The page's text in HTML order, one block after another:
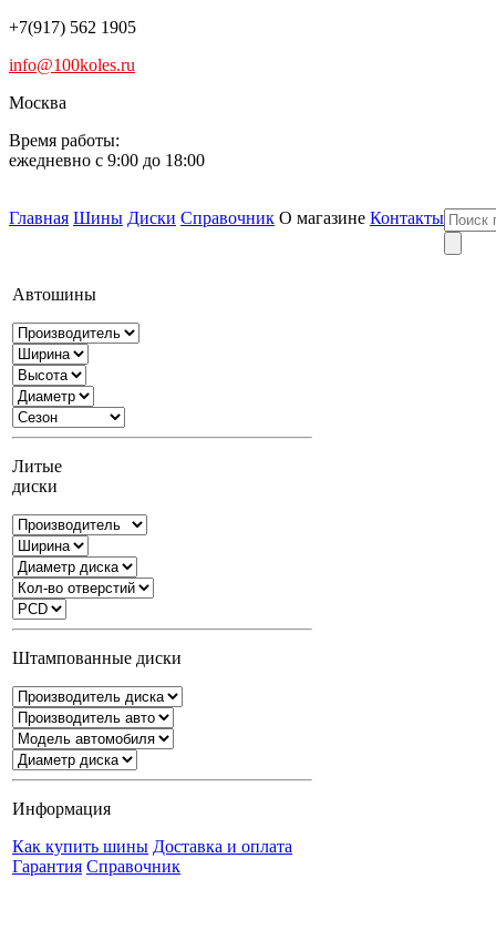
+7(917) 562 1905
info@100koles.ru
Москва
Время работы:
ежедневно с 9:00 до 18:00
Главная Шины Диски Справочник О магазине Контакты
Автошины
Литые
диски
Штампованные диски
Информация
Как купить шины Доставка и оплата
Гарантия Справочник